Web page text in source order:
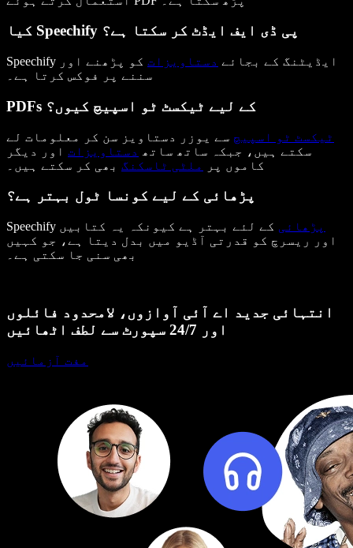
کیا Speechify پی ڈی ایف ایڈٹ کر سکتا ہے؟
Speechify ایڈیٹنگ کے بجائے دستاویزات کو پڑھنے اور
سننے پر فوکس کرتا ہے۔
PDFs کے لیے ٹیکسٹ ٹو اسپیچ کیوں؟
ٹیکسٹ ٹو اسپیچ سے یوزر دستاویز سن کر معلومات لے
سکتے ہیں، جبکہ ساتھ ساتھ دستاویزات اور دیگر
کاموں پر
ملٹی ٹاسکنگ بھی کر سکتے ہیں۔
پڑھائی کے لیے کونسا ٹول بہتر ہے؟
Speechify پڑھائی کے لئے بہتر ہے کیونکہ یہ کتابیں
اور ریسرچ کو قدرتی آڈیو میں بدل دیتا ہے، جو کہیں
بھی سنی جا سکتی ہے۔
انتہائی جدید اے آئی آوازوں، لامحدود فائلوں
اور 24/7 سپورٹ سے لطف اٹھائیں
مفت آزمائیں